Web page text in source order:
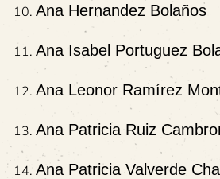
Ana Hernandez Bolaños
Ana Isabel Portuguez
Ana Leonor Ramírez
Ana Patricia Ruiz
Ana Patricia Valverde